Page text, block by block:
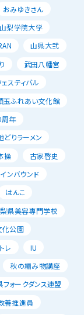
おみゆきさん
山梨学院大学
山県大弐
武田八幡宮
スティバル
玉ふれあい文化館
周年
どりラーメン
操
古家啓史
インバウンド
はんこ
県美容専門学校
化公園
レ
IU
秋の編み物講座
ォークダンス連盟
善推進員